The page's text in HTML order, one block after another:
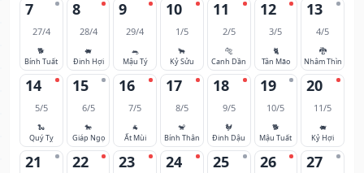
7
27/4
🐕
Bính Tuất
8
28/4
🐖
Đinh Hợi
9
29/4
🐀
Mậu Tý
10
1/5
🐂
Kỷ Sửu
11
2/5
🐅
Canh Dần
12
3/5
🐈
Tân Mão
13
4/5
🐉
Nhâm Thìn
14
5/5
🐍
Quý Tỵ
15
6/5
🐎
Giáp Ngọ
16
7/5
🐐
Ất Mùi
17
8/5
🐒
Bính Thân
18
9/5
🐓
Đinh Dậu
19
10/5
🐕
Mậu Tuất
20
11/5
🐖
Kỷ Hợi
21 22 23 24 25 26 27